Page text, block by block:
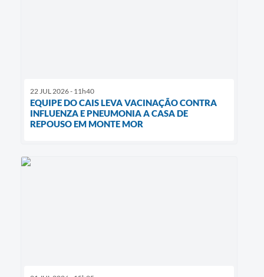
22 JUL 2026 - 11h40
EQUIPE DO CAIS LEVA VACINAÇÃO CONTRA
INFLUENZA E PNEUMONIA A CASA DE
REPOUSO EM MONTE MOR